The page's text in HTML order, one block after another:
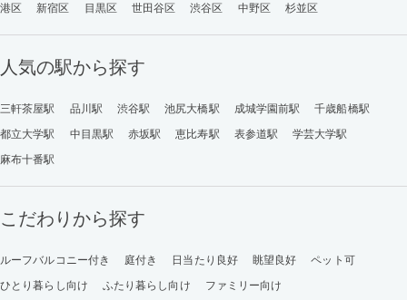
港区 新宿区 目黒区 世田谷区 渋谷区 中野区 杉並区
人気の駅から探す
三軒茶屋駅 品川駅 渋谷駅 池尻大橋駅 成城学園前駅
千歳船橋駅
都立大学駅
中目黒駅 赤坂駅 恵比寿駅 表参道駅
学芸大学駅
麻布十番駅
こだわりから探す
ルーフバルコニー付き 庭付き 日当たり良好 眺望良好
ペット可
ひとり暮らし向け
ふたり暮らし向け ファミリー向け